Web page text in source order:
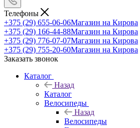
Телефоны
+375 (29) 655-06-06Магазин на Кирова
+375 (29) 166-44-88Магазин на Кирова
+375 (29) 776-07-07Магазин на Кирова
+375 (29) 755-20-60Магазин на Кирова
Заказать звонок
Каталог
Назад
Каталог
Велосипеды
Назад
Велосипеды